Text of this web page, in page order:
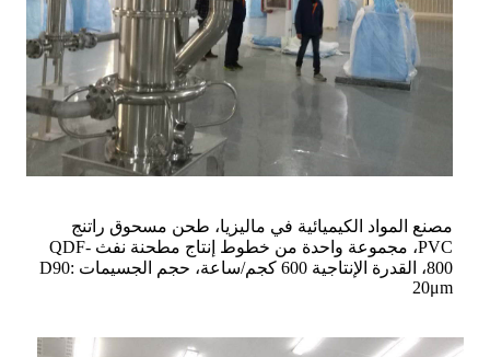
مصنع المواد الكيميائية في ماليزيا، طحن مسحوق راتنج
PVC، مجموعة واحدة من خطوط إنتاج مطحنة نفث QDF-
800، القدرة الإنتاجية 600 كجم/ساعة، حجم الجسيمات D90:
20μm